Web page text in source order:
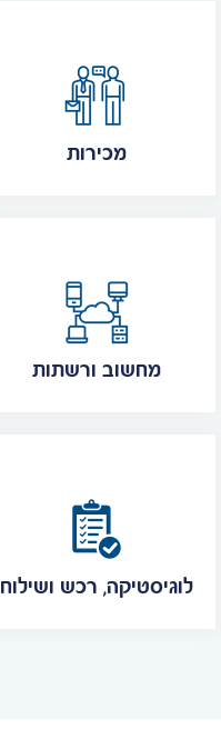
מכירות
מחשוב ורשתות
לוגיסטיקה, רכש ושילוח